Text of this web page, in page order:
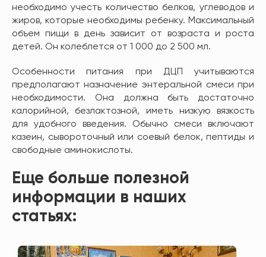
необходимо учесть количество белков, углеводов и
жиров, которые необходимы ребенку. Максимальный
объем пищи в день зависит от возраста и роста
детей. Он колеблется от 1 000 до 2 500 мл.
Особенности питания при ДЦП учитываются
предполагают назначение энтеральной смеси при
необходимости. Она должна быть достаточно
калорийной, безлактозной, иметь низкую вязкость
для удобного введения. Обычно смеси включают
казеин, сывороточный или соевый белок, пептиды и
свободные аминокислоты.
Еще больше полезной
информации в наших
статьях: